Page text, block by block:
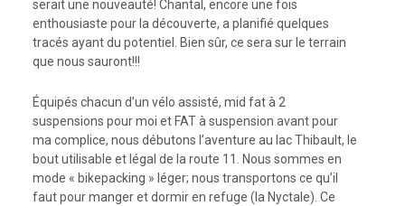
serait une nouveauté! Chantal, encore une fois
enthousiaste pour la découverte, a planifié quelques
tracés ayant du potentiel. Bien sûr, ce sera sur le terrain
que nous sauront!!!
Équipés chacun d’un vélo assisté, mid fat à 2
suspensions pour moi et FAT à suspension avant pour
ma complice, nous débutons l’aventure au lac Thibault, le
bout utilisable et légal de la route 11. Nous sommes en
mode « bikepacking » léger; nous transportons ce qu’il
faut pour manger et dormir en refuge (la Nyctale). Ce